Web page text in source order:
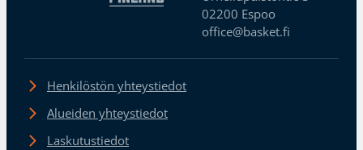
02200 Espoo
office@basket.fi
Henkilöstön yhteystiedot
Alueiden yhteystiedot
Laskutustiedot